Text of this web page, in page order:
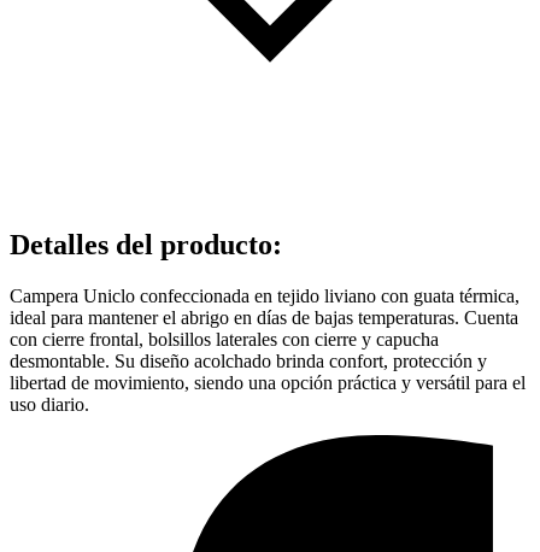
Detalles del producto:
Campera Uniclo confeccionada en tejido liviano con guata térmica,
ideal para mantener el abrigo en días de bajas temperaturas. Cuenta
con cierre frontal, bolsillos laterales con cierre y capucha
desmontable. Su diseño acolchado brinda confort, protección y
libertad de movimiento, siendo una opción práctica y versátil para el
uso diario.